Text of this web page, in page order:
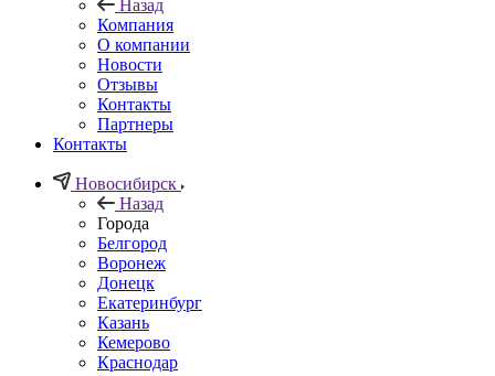
Назад
Компания
О компании
Новости
Отзывы
Контакты
Партнеры
Контакты
Новосибирск
Назад
Города
Белгород
Воронеж
Донецк
Екатеринбург
Казань
Кемерово
Краснодар